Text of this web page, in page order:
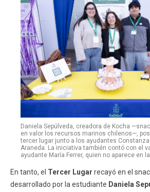
Daniela Sepúlveda, creadora de Kocha
en valor los recursos marinos chilenos—,
tercer lugar junto a los ayudantes
Araneda. La iniciativa también contó con el
ayudante María Ferrer, quien no aparece en
En tanto, el Tercer Lugar recayó en el
desarrollado por la estudiante Daniela